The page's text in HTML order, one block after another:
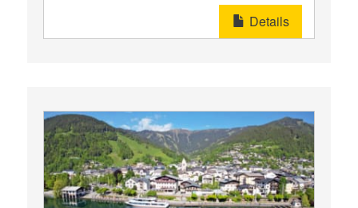
Details